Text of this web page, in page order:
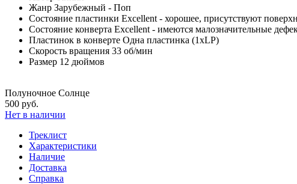
Жанр Зарубежный - Поп
Состояние пластинки Excellent - хорошее, присутствуют
Состояние конверта Excellent - имеются малозначительные
Пластинок в конверте Одна пластинка (1xLP)
Скорость вращения 33 об/мин
Размер 12 дюймов
Полуночное Солнце
500 руб.
Нет в наличии
Треклист
Характеристики
Наличие
Доставка
Справка